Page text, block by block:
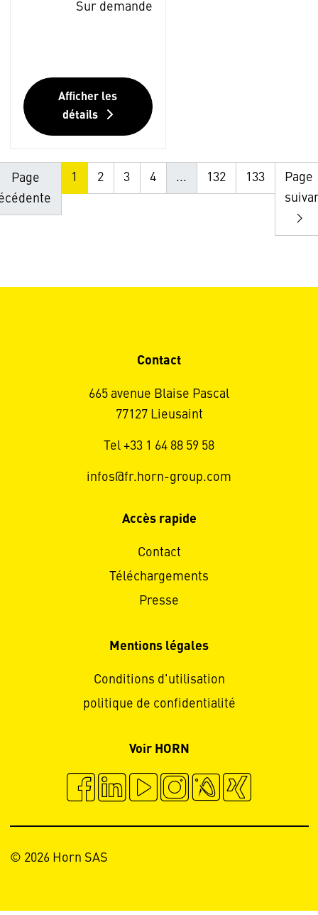
Sur demande
Afficher les
détails
Page
1 2 3 4 ... 132 133
Page
Contact
665 avenue Blaise Pascal
77127 Lieusaint
Tel +33 1 64 88 59 58
infos@fr.horn-group.com
Accès rapide
Contact
Téléchargements
Presse
Mentions légales
Conditions d'utilisation
politique de confidentialité
Voir HORN
© 2026 Horn SAS